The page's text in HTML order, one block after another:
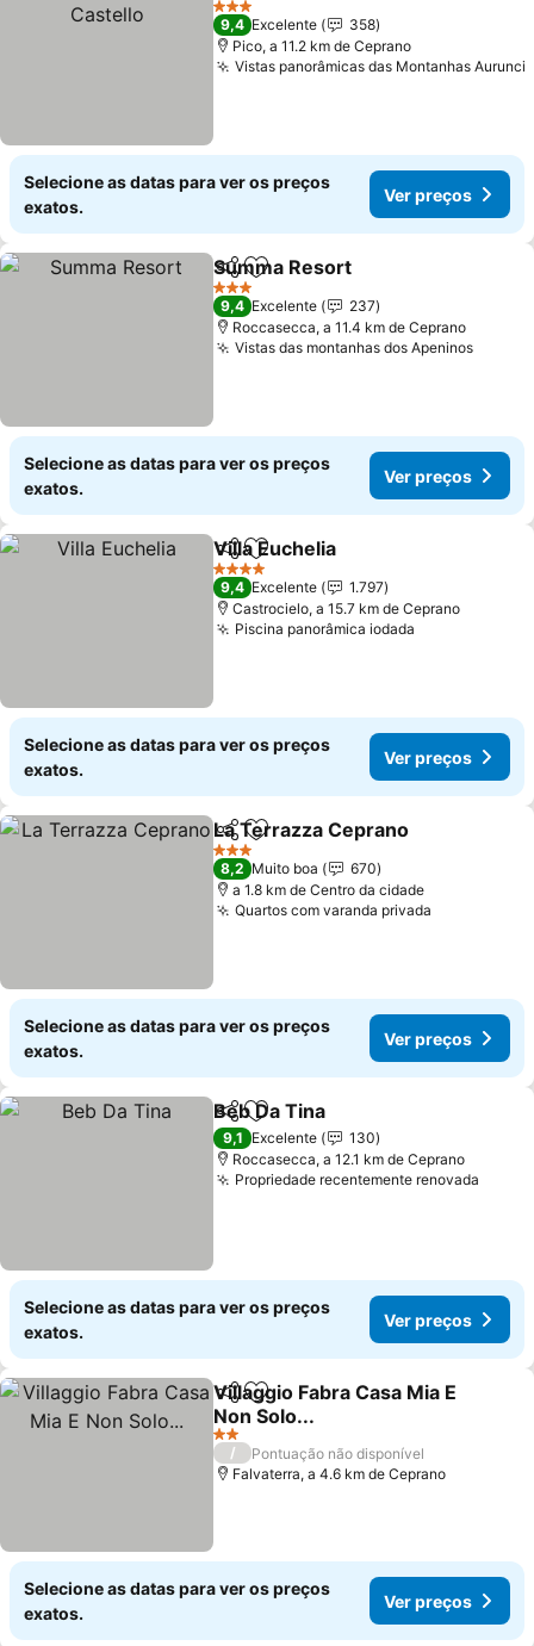
3 Estrelas
9,4 Excelente
358
Pico, a 11.2 km de Ceprano
Vistas panorâmicas das Montanhas Aurunci
Selecione as datas para ver os preços
exatos.
Ver preços
PartilharAdicionar aos favoritos
Summa Resort
3 Estrelas
9,4 Excelente
237
Roccasecca, a 11.4 km de Ceprano
Vistas das montanhas dos ApeninosVer
Selecione as datas para ver os preços
exatos.
Ver preços
PartilharAdicionar aos favoritos
Villa Euchelia
4 Estrelas
9,4 Excelente
1.797
Castrocielo, a 15.7 km de Ceprano
Piscina panorâmica iodada
Selecione as datas para ver os preços
exatos.
Ver preços
PartilharAdicionar aos favoritos
La Terrazza Ceprano
3 Estrelas
8,2 Muito boa
670
a 1.8 km de Centro da cidade
Quartos com varanda privada
Selecione as datas para ver os preços
exatos.
Ver preços
PartilharAdicionar aos favoritos
Beb Da Tina
9,1 Excelente
130
Roccasecca, a 12.1 km de Ceprano
Propriedade recentemente renovada
Selecione as datas para ver os preços
exatos.
Ver preços
PartilharAdicionar aos favoritos
Villaggio Fabra Casa Mia E
Non Solo...
Ver preços
2 Estrelas
/
Pontuação não disponível
Falvaterra, a 4.6 km de Ceprano
Selecione as datas para ver os preços
exatos.
Ver preços